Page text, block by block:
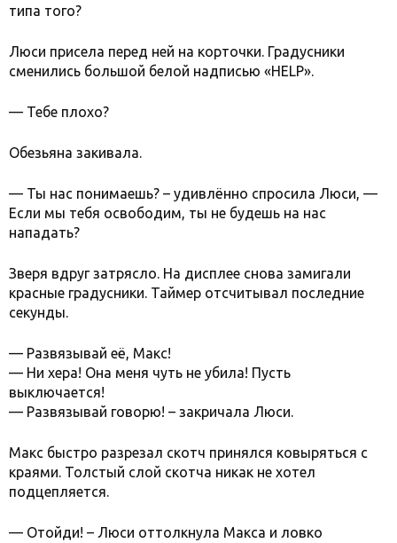
типа того?
Люси присела перед ней на корточки. Градусники
сменились большой белой надписью «HELP».
— Тебе плохо?
Обезьяна закивала.
— Ты нас понимаешь? – удивлённо спросила Люси, —
Если мы тебя освободим, ты не будешь на нас
нападать?
Зверя вдруг затрясло. На дисплее снова замигали
красные градусники. Таймер отсчитывал последние
секунды.
— Развязывай её, Макс!
— Ни хера! Она меня чуть не убила! Пусть
выключается!
— Развязывай говорю! – закричала Люси.
Макс быстро разрезал скотч принялся ковыряться с
краями. Толстый слой скотча никак не хотел
подцепляется.
— Отойди! – Люси оттолкнула Макса и ловко